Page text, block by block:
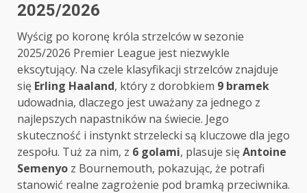
2025/2026
Wyścig po koronę króla strzelców w sezonie
2025/2026 Premier League jest niezwykle
ekscytujący. Na czele klasyfikacji strzelców znajduje
się Erling Haaland, który z dorobkiem 9 bramek
udowadnia, dlaczego jest uważany za jednego z
najlepszych napastników na świecie. Jego
skuteczność i instynkt strzelecki są kluczowe dla jego
zespołu. Tuż za nim, z 6 golami, plasuje sięAntoine
Semenyo z Bournemouth, pokazując, że potrafi
stanowić realne zagrożenie pod bramką przeciwnika.